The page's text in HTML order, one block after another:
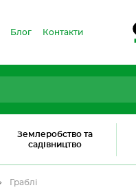
Землеробство та
садівництво
Блог Контакти
Граблі